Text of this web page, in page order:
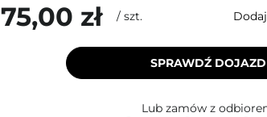
75,00 zł / szt.
SPRAWDŹ DOJAZD
Lub zamów z